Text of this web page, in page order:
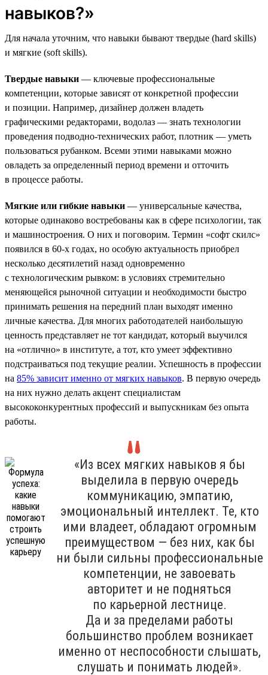
навыков?»
Для начала уточним, что навыки бывают твердые (hard skills)
и мягкие (soft skills).
Твердые навыки — ключевые профессиональные
компетенции, которые зависят от конкретной профессии
и позиции. Например, дизайнер должен владеть
графическими редакторами, водолаз — знать технологии
проведения подводно-технических работ, плотник — уметь
пользоваться рубанком. Всеми этими навыками можно
овладеть за определенный период времени и отточить
в процессе работы.
Мягкие или гибкие навыки — универсальные качества,
которые одинаково востребованы как в сфере психологии, так
и машиностроения. О них и поговорим. Термин «софт скилс»
появился в 60-х годах, но особую актуальность приобрел
несколько десятилетий назад одновременно
с технологическим рывком: в условиях стремительно
меняющейся рыночной ситуации и необходимости быстро
принимать решения на передний план выходят именно
личные качества. Для многих работодателей наибольшую
ценность представляет не тот кандидат, который выучился
на «отлично» в институте, а тот, кто умеет эффективно
подстраиваться под текущие реалии. Успешность в профессии
на 85% зависит именно от мягких навыков. В первую очередь
на них нужно делать акцент специалистам
высококонкурентных профессий и выпускникам без опыта
работы.
«Из всех мягких навыков я бы
выделила в первую очередь
коммуникацию, эмпатию,
эмоциональный интеллект. Те, кто
ими владеет, обладают огромным
преимуществом — без них, как бы
ни были сильны профессиональные
компетенции, не завоевать
авторитет и не подняться
по карьерной лестнице.
Да и за пределами работы
большинство проблем возникает
именно от неспособности слышать,
слушать и понимать людей».